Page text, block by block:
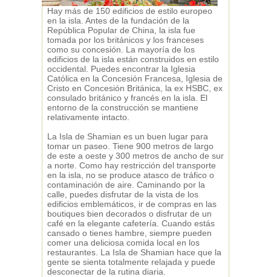
Hay más de 150 edificios de estilo europeo
en la isla. Antes de la fundación de la
República Popular de China, la isla fue
tomada por los británicos y los franceses
como su concesión. La mayoría de los
edificios de la isla están construidos en estilo
occidental. Puedes encontrar la Iglesia
Católica en la Concesión Francesa, Iglesia de
Cristo en Concesión Británica, la ex HSBC, ex
consulado británico y francés en la isla. El
entorno de la construcción se mantiene
relativamente intacto.
La Isla de Shamian es un buen lugar para
tomar un paseo. Tiene 900 metros de largo
de este a oeste y 300 metros de ancho de sur
a norte. Como hay restricción del transporte
en la isla, no se produce atasco de tráfico o
contaminación de aire. Caminando por la
calle, puedes disfrutar de la vista de los
edificios emblemáticos, ir de compras en las
boutiques bien decorados o disfrutar de un
café en la elegante cafetería. Cuando estás
cansado o tienes hambre, siempre pueden
comer una deliciosa comida local en los
restaurantes. La Isla de Shamian hace que la
gente se sienta totalmente relajada y puede
desconectar de la rutina diaria.